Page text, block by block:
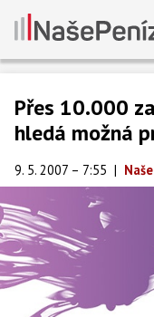
Přes 10.000
hledá možná
9. 5. 2007 – 7:55 |